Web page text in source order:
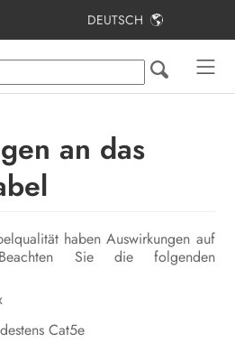
DEUTSCH
an das
haben Auswirkungen auf
Sie die folgenden
Cat5e
Inhaltsverzeichnis
Dokument